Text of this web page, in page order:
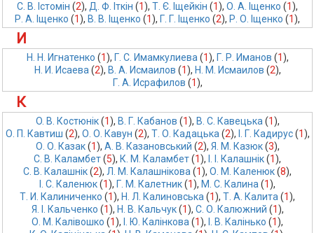
С. В. Істомін (2), Д. Ф. Іткін (1), Т. Є. Іщейкін (1), О. А. Іщенко (1),
Р. А. Іщенко (1), В. В. Іщенко (1), Г. Г. Іщенко (2), Р. О. Іщенко (1),
И
Н. Н. Игнатенко (1), Г. С. Имамкулиева (1), Г. Р. Иманов (1),
Н. И. Исаева (2), В. А. Исмаилов (1), Н. М. Исмаилов (2),
Г. А. Исрафилов (1),
К
O. В. Кoстюнiк (1), В. Г. Кабанов (1), В. С. Кавецька (1),
О. П. Кавтиш (2), О. О. Кавун (2), Т. О. Кадацька (2), І. Г. Кадирус (1),
О. О. Казак (1), А. В. Казановський (2), Я. М. Казюк (3),
С. В. Каламбет (5), К. М. Каламбет (1), І. І. Калашнік (1),
С. В. Калашнік (2), Л. М. Калашнікова (1), О. М. Каленюк (8),
І. С. Каленюк (1), Г. М. Калетник (1), М. С. Калина (1),
Т. И. Калиниченко (1), Н. Л. Калиновська (1), Т. А. Калита (1),
Я. І. Кальченко (1), Н. В. Кальчук (1), С. О. Калюжний (1),
О. М. Калівошко (1), І. Ю. Калінкова (1), І. В. Калінько (1),